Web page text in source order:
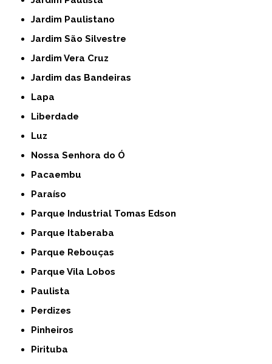
Jardim Paulistano
Jardim São Silvestre
Jardim Vera Cruz
Jardim das Bandeiras
Lapa
Liberdade
Luz
Nossa Senhora do Ó
Pacaembu
Paraíso
Parque Industrial Tomas Edson
Parque Itaberaba
Parque Rebouças
Parque Vila Lobos
Paulista
Perdizes
Pinheiros
Pirituba